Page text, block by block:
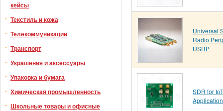
кейсы
Текстиль и кожа
Телекоммуникации
Транспорт
Украшения и аксессуары
Упаковка и бумага
Химическая промышленность
Школьные товары и офисные
Universal
Radio
USRP
SDR for IoT